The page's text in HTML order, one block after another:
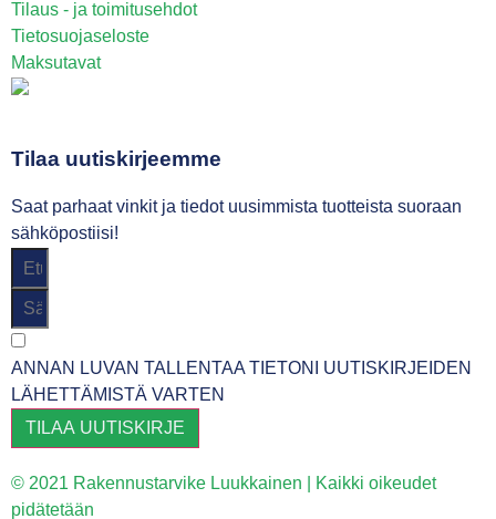
Tilaus - ja toimitusehdot
Tietosuojaseloste
Maksutavat
Tilaa uutiskirjeemme
Saat parhaat vinkit ja tiedot uusimmista tuotteista suoraan
sähköpostiisi!
ANNAN LUVAN TALLENTAA TIETONI UUTISKIRJEIDEN
LÄHETTÄMISTÄ VARTEN
TILAA UUTISKIRJE
© 2021 Rakennustarvike Luukkainen | Kaikki oikeudet
pidätetään